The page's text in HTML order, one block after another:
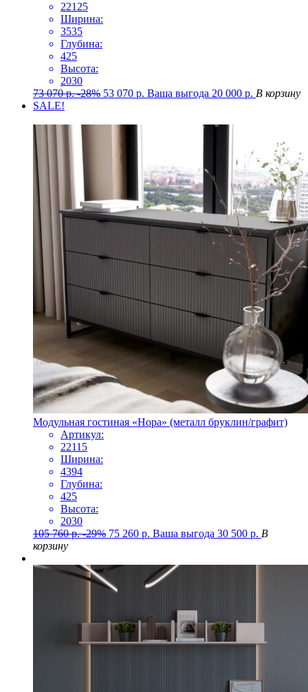
22125
Ширина:
3535
Глубина:
425
Высота:
2030
73 070р. -28% 53 070 р. Ваша выгода 20 000 р. В корзину
SALE!
Модульная гостиная «Нора» (металл бруклин/графит)
Артикул:
22115
Ширина:
4394
Глубина:
425
Высота:
2030
105 760р. -29% 75 260 р. Ваша выгода 30 500 р. В
корзину